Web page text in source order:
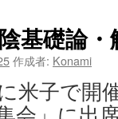
基礎論
作成者: Konami
米子で開